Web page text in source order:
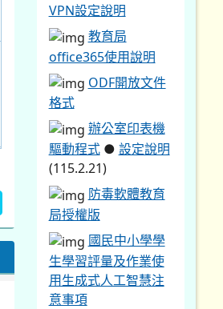
VPN設定說明
教育局
office365使用說明
ODF開放文件
格式
辦公室印表機
驅動程式● 設定說明
(115.2.21)
防毒軟體教育
局授權版
國民中小學學
生學習評量及作業使
用生成式人工智慧注
意事項